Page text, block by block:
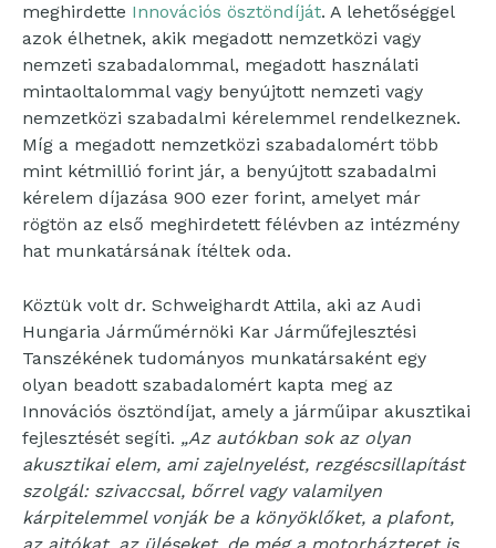
meghirdette Innovációs ösztöndíját. A lehetőséggel
azok élhetnek, akik megadott nemzetközi vagy
nemzeti szabadalommal, megadott használati
mintaoltalommal vagy benyújtott nemzeti vagy
nemzetközi szabadalmi kérelemmel rendelkeznek.
Míg a megadott nemzetközi szabadalomért több
mint kétmillió forint jár, a benyújtott szabadalmi
kérelem díjazása 900 ezer forint, amelyet már
rögtön az első meghirdetett félévben az intézmény
hat munkatársának ítéltek oda.
Köztük volt dr. Schweighardt Attila, aki az Audi
Hungaria Járműmérnöki Kar Járműfejlesztési
Tanszékének tudományos munkatársaként egy
olyan beadott szabadalomért kapta meg az
Innovációs ösztöndíjat, amely a járműipar akusztikai
fejlesztését segíti. „Az autókban sok az olyan
akusztikai elem, ami zajelnyelést, rezgéscsillapítást
szolgál: szivaccsal, bőrrel vagy valamilyen
kárpitelemmel vonják be a könyöklőket, a plafont,